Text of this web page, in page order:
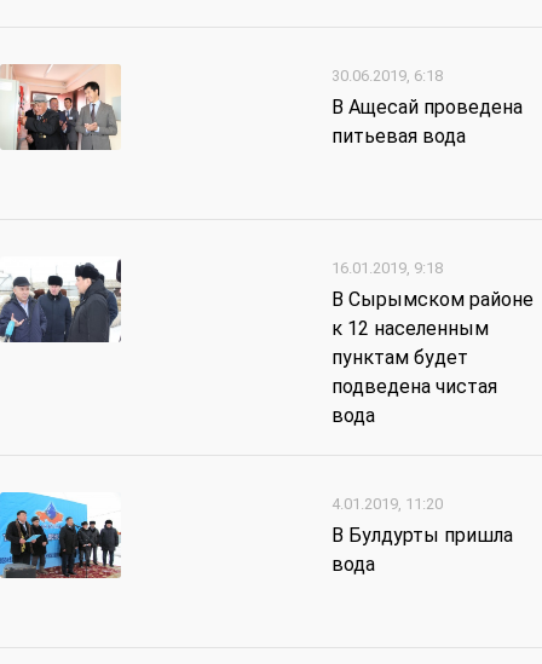
30.06.2019, 6:18
В Ащесай проведена
питьевая вода
16.01.2019, 9:18
В Сырымском районе
к 12 населенным
пунктам будет
подведена чистая
вода
4.01.2019, 11:20
В Булдурты пришла
вода